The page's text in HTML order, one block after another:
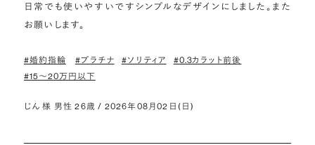
日常でも使いやすいですシンプルなデザインにしました。また
お願いします。
#婚約指輪 #プラチナ #ソリティア
#0.3カラット前後
#15〜20万円以下
じん 様 男性 26歳 / 2026年08月02日(日)